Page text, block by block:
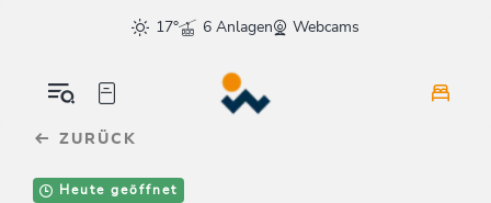
sr.skip-to.main-content
sr.skip-to.table-of-contents
sr.skip-to.main-navigation
17°
6 Anlagen Webcams
ZURÜCK
Heute geöffnet